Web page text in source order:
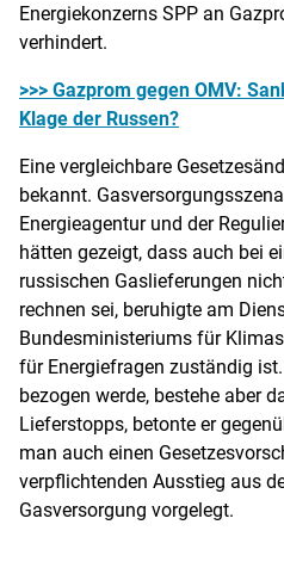
Energiekonzerns SPP an
verhindert.
>>> Gazprom gegen OMV:
Klage der Russen?
Eine vergleichbare
bekannt.
Energieagentur und der
hätten gezeigt, dass auch bei
russischen Gaslieferungen
rechnen sei, beruhigte am
Bundesministeriums für
für Energiefragen zuständig
bezogen werde, bestehe aber
Lieferstopps, betonte er
man auch einen
verpflichtenden Ausstieg aus
Gasversorgung vorgelegt.